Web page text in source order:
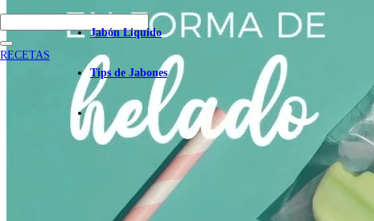
Jabón Liquido
Tips de Jabones
RECETAS